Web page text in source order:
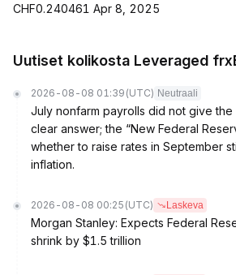
CHF0.240461 Apr 8, 2025
Uutiset kolikosta Leveraged
2026-08-08 01:39 (UTC) Neutraali
July nonfarm payrolls did not give the
clear answer; the “New Federal
whether to raise rates in September
inflation.
2026-08-08 00:25 (UTC) Laskeva
Morgan Stanley: Expects Federal
shrink by $1.5 trillion